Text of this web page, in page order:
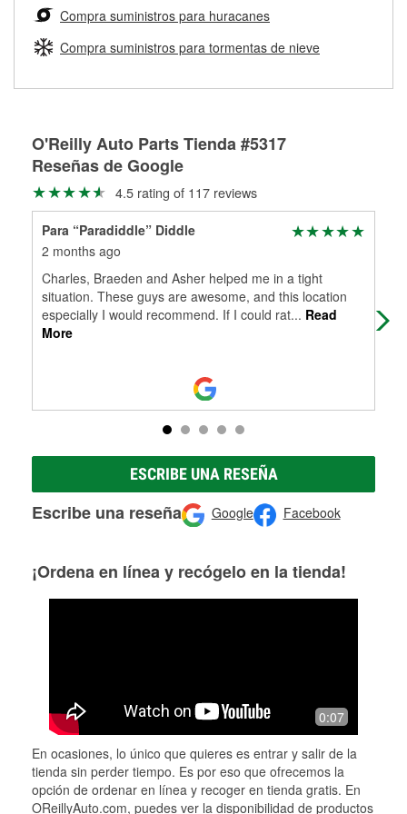
Más información sobre el Programa de Préstamo de
Herramientas de O'Reilly
medirán tus tambores o discos para determinar si pueden
ser rectificados con seguridad. Si tus tambores o discos no
pueden ser reutilizados, podemos ayudarte a encontrar las
partes de reemplazo correctas para tu reparación.
Rectificación de tambores y discos de freno
Compra suministros para huracanes
Compra suministros para tormentas de nieve
O'Reilly Auto Parts Tienda #5317
Reseñas de Google
4.5 rating of 117 reviews
Para “Paradiddle” Diddle
2 months ago
Charles, Braeden and Asher helped me in a tight
situation. These guys are awesome, and this location
especially I would recommend. If I could rat... Read
More
ESCRIBE UNA RESEÑA
Escribe una reseña Google Facebook
¡Ordena en línea y recógelo en la tienda!
0:07
En ocasiones, lo único que quieres es entrar y salir de la
tienda sin perder tiempo. Es por eso que ofrecemos la
opción de ordenar en línea y recoger en tienda gratis. En
OReillyAuto.com, puedes ver la disponibilidad de productos